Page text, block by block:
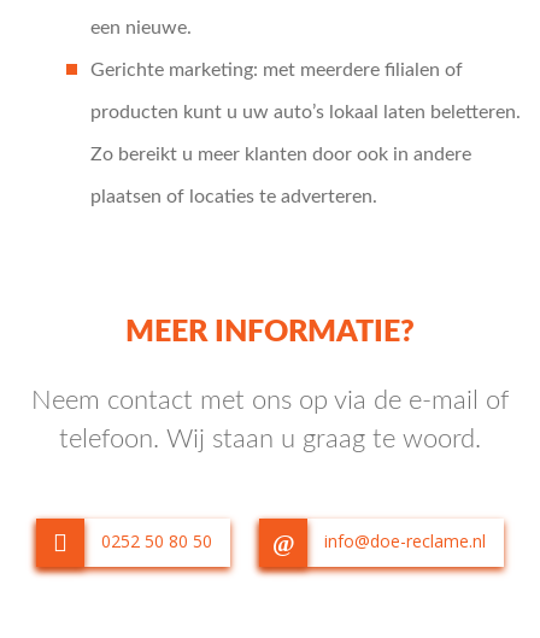
een nieuwe.
Gerichte marketing: met meerdere filialen of
producten kunt u uw auto’s lokaal laten beletteren.
Zo bereikt u meer klanten door ook in andere
plaatsen of locaties te adverteren.
MEER INFORMATIE?
Neem contact met ons op via de e-mail of
telefoon. Wij staan u graag te woord.
0252 50 80 50 info@doe-reclame.nl